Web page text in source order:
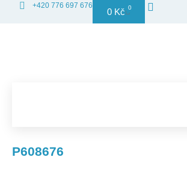
+420 776 697 676
0 Kč 0
P608676